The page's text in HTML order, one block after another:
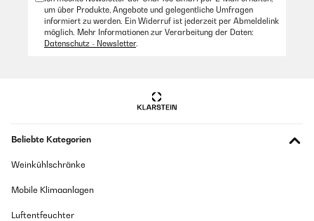
wieder bestellen.
Amazon Benutzer – Bewertung durch Chal-Tec GmbH nicht
eigenständig überprüft
presenta problema alguno,
Amazon Benutzer – Bewertung durch Chal-Tec GmbH nicht
eigenständig überprüft
um über Produkte, Angebote und gelegentliche Umfragen
informiert zu werden. Ein Widerruf ist jederzeit per Abmeldelink
möglich. Mehr Informationen zur Verarbeitung der Daten:
Datenschutz - Newsletter.
Beliebte Kategorien
Weinkühlschränke
Mobile Klimaanlagen
Luftentfeuchter